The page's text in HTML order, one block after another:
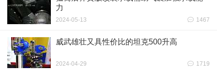
力
2024-05-13 1467
威武雄壮又具性价比的坦克500升高
2024-04-29 1719